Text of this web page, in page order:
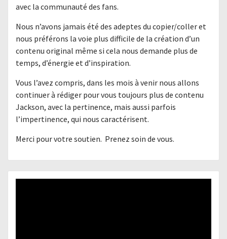
avec la communauté des fans.
Nous n’avons jamais été des adeptes du copier/coller et
nous préférons la voie plus difficile de la création d’un
contenu original même si cela nous demande plus de
temps, d’énergie et d’inspiration.
Vous l’avez compris, dans les mois à venir nous allons
continuer à rédiger pour vous toujours plus de contenu
Jackson, avec la pertinence, mais aussi parfois
l’impertinence, qui nous caractérisent.
Merci pour votre soutien. Prenez soin de vous.